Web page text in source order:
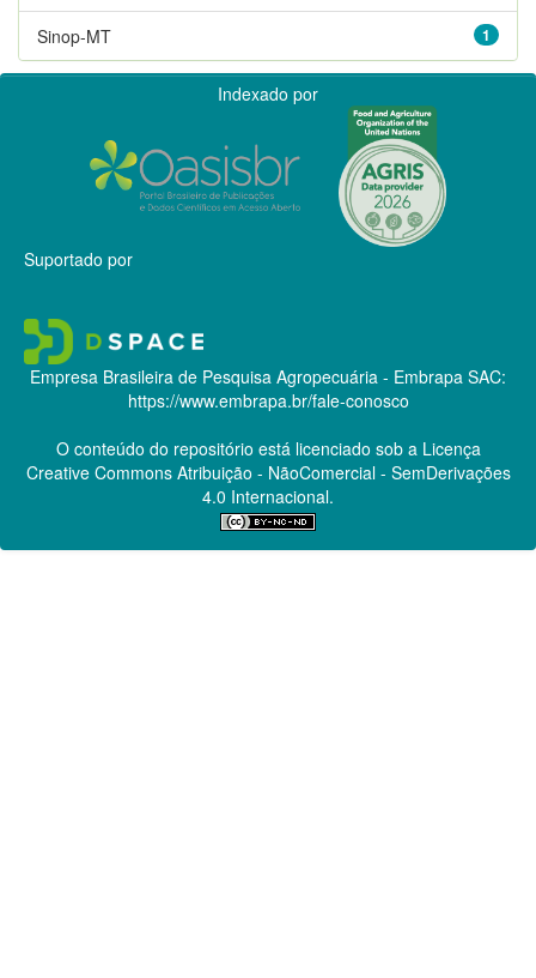
1
Sinop-MT
Indexado por
Suportado por
Empresa Brasileira de Pesquisa Agropecuária - Embrapa SAC:
https://www.embrapa.br/fale-conosco
O conteúdo do repositório está licenciado sob a Licença
Creative CommonsAtribuição - NãoComercial - SemDerivações
4.0 Internacional.